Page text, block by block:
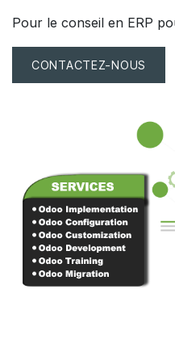
Pour le conseil en ERP
CONTACTEZ-NOUS